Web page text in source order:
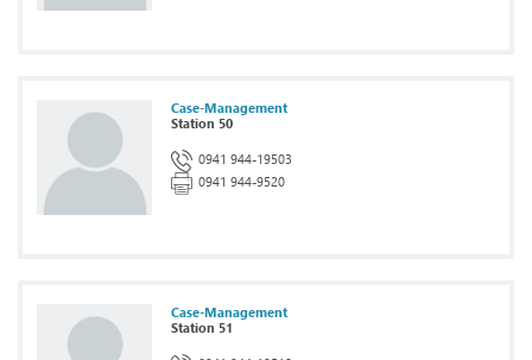
Case-Management
Station 50
0941 944-19503
0941 944-9520
Case-Management
Station 51